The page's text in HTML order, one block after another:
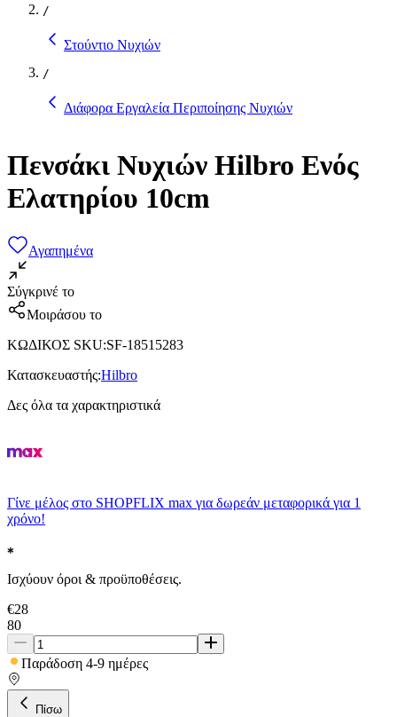
/
Στούντιο Νυχιών
/
Διάφορα Εργαλεία Περιποίησης Νυχιών
Πενσάκι Νυχιών Hilbro Ενός
Ελατηρίου 10cm
Αγαπημένα
Σύγκρινέ το
Μοιράσου το
ΚΩΔΙΚΟΣ SKU:SF-18515283
Κατασκευαστής:Hilbro
Δες όλα τα χαρακτηριστικά
Γίνε μέλος στο SHOPFLIX max για δωρεάν μεταφορικά για 1
χρόνο!
Ισχύουν όροι & προϋποθέσεις.
€28
80
Παράδοση 4-9 ημέρες
Πίσω